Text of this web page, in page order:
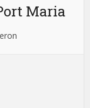
Maria